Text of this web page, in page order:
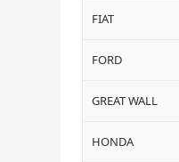
FIAT
FORD
GREAT WALL
HONDA